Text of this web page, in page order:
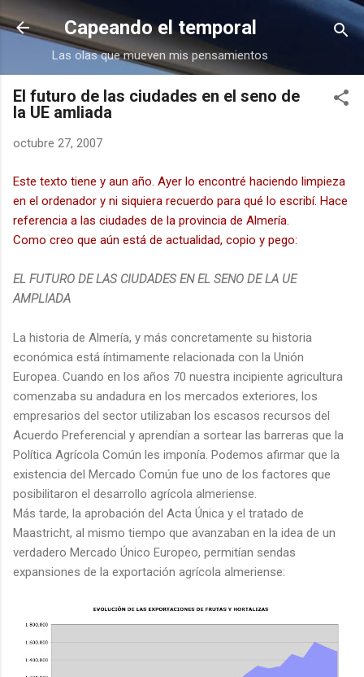
Ir al contenido principal
Capeando el temporal
Las olas que mueven mis pensamientos
El futuro de las ciudades en el seno de
la UE amliada
octubre 27, 2007
Este texto tiene y aun año. Ayer lo encontré haciendo limpieza
en el ordenador y ni siquiera recuerdo para qué lo escribí. Hace
referencia a las ciudades de la provincia de Almería.
Como creo que aún está de actualidad, copio y pego:
EL FUTURO DE LAS CIUDADES EN EL SENO DE LA UE
AMPLIADA
La historia de Almería, y más concretamente su historia
económica está íntimamente relacionada con la Unión
Europea. Cuando en los años 70 nuestra incipiente agricultura
comenzaba su andadura en los mercados exteriores, los
empresarios del sector utilizaban los escasos recursos del
Acuerdo Preferencial y aprendían a sortear las barreras que la
Política Agrícola Común les imponía. Podemos afirmar que la
existencia del Mercado Común fue uno de los factores que
posibilitaron el desarrollo agrícola almeriense.
Más tarde, la aprobación del Acta Única y el tratado de
Maastricht, al mismo tiempo que avanzaban en la idea de un
verdadero Mercado Único Europeo, permitían sendas
expansiones de la exportación agrícola almeriense: